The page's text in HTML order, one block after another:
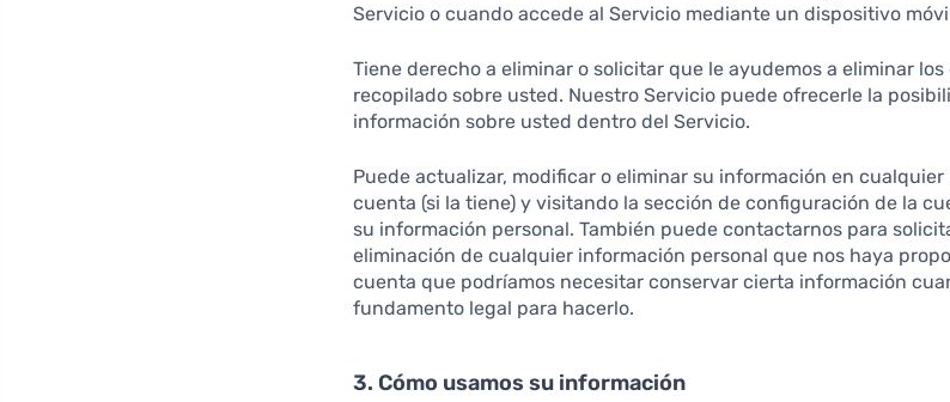
Servicio o cuando accede al Servicio mediante un dispositivo
Tiene derecho a eliminar o solicitar que le ayudemos a eliminar
recopilado sobre usted. Nuestro Servicio puede ofrecerle la
información sobre usted dentro del Servicio.
Puede actualizar, modificar o eliminar su información en
cuenta (si la tiene) y visitando la sección de configuración de la
su información personal. También puede contactarnos para
eliminación de cualquier información personal que nos haya
cuenta que podríamos necesitar conservar cierta información
fundamento legal para hacerlo.
3. Cómo usamos su información